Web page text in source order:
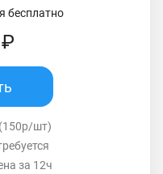
бесплатно
шт)
за 12ч